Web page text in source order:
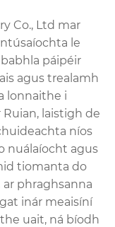
Co., Ltd mar
le
páipéir
agus trealamh
lonnaithe i
Ruian, laistigh de
níos
nuálaíocht agus
tiomanta do
phraghsanna
inár meaisíní
uait, ná bíodh